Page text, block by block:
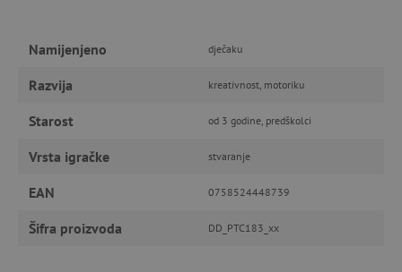
Namijenjeno dječaku
Razvija kreativnost, motoriku
Starost od 3 godine, predškolci
Vrsta igračke stvaranje
EAN 0758524448739
Šifra proizvoda DD_PTC183_xx
www.agatinsvijet.hr